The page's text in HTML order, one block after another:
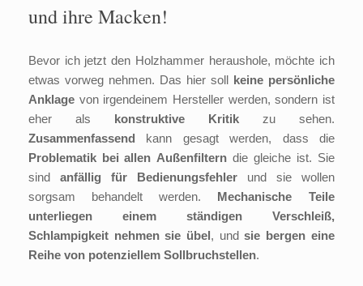
und ihre Macken!
Bevor ich jetzt den Holzhammer heraushole, möchte ich
etwas vorweg nehmen. Das hier soll keine persönliche
Anklage von irgendeinem Hersteller werden, sondern ist
eher als konstruktive Kritik zu sehen.
Zusammenfassend kann gesagt werden, dass die
Problematik bei allen Außenfiltern die gleiche ist. Sie
sind anfällig für Bedienungsfehler und sie wollen
sorgsam behandelt werden. Mechanische Teile
unterliegen einem ständigen Verschleiß,
Schlampigkeit nehmen sie übel, und sie bergen eine
Reihe von potenziellem Sollbruchstellen.